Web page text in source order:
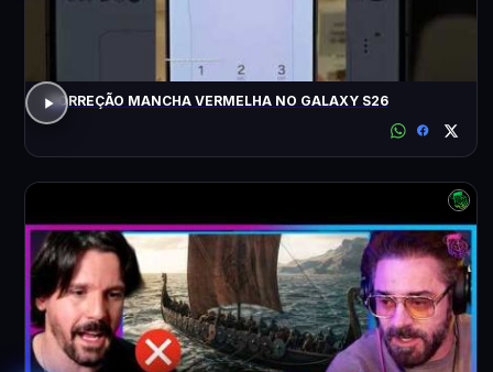
CORREÇÃO MANCHA VERMELHA NO GALAXY S26